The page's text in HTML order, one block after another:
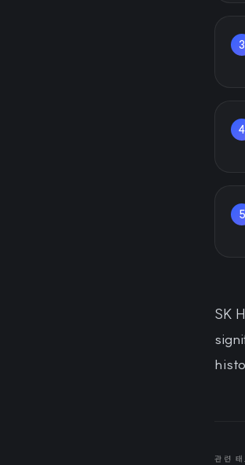
3
4
5
SK
관련 태